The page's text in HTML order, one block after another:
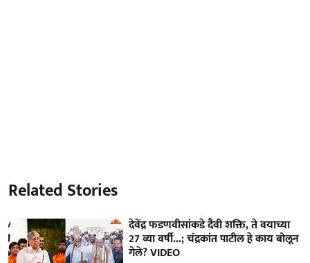
Related Stories
देवेंद्र फडणवीसांकडे दैवी शक्ति, ते वयाच्या
27 व्या वर्षी...; चंद्रकांत पाटील हे काय बोलून
गेले? VIDEO